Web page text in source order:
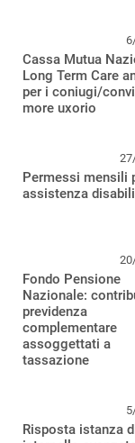
Cassa Mutua
Long Term Care
per i coniugi/
more uxorio
Permessi mensili
assistenza disabili
Fondo Pensione
Nazionale:
previdenza
complementare
assoggettati a
tassazione
Risposta istanza